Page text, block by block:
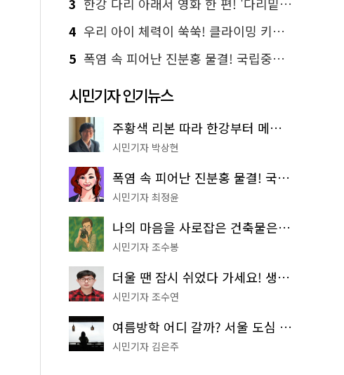
4 우리 아이 체력이 쑥쑥! 클라이밍 키즈카페·어린이 체력장
5 폭염 속 피어난 진분홍 물결! 국립중앙박물관 배롱나무 명소
시민기자 인기뉴스
주황색 리본 따라 한강부터 메타세쿼이아 숲길까지…서울둘레길 15코스
시민기자 박상현
폭염 속 피어난 진분홍 물결! 국립중앙박물관 배롱나무 명소
시민기자 최정윤
나의 마음을 사로잡은 건축물은? '서울시 건축상' 수상작 공개!
시민기자 조수봉
더울 땐 잠시 쉬었다 가세요! 생수 냉장고부터 해피소·무더위쉼터까지
시민기자 조수연
여름방학 어디 갈까? 서울 도심 무료 실내 여행 코스 추천
시민기자 김은주